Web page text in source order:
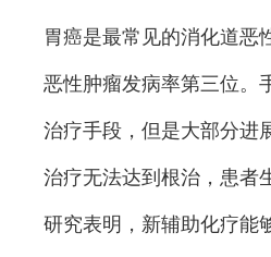
胃癌是最常见的消化道恶
恶性肿瘤发病率第三位。
治疗手段，但是大部分进
治疗无法达到根治，患者
研究表明，新辅助化疗能